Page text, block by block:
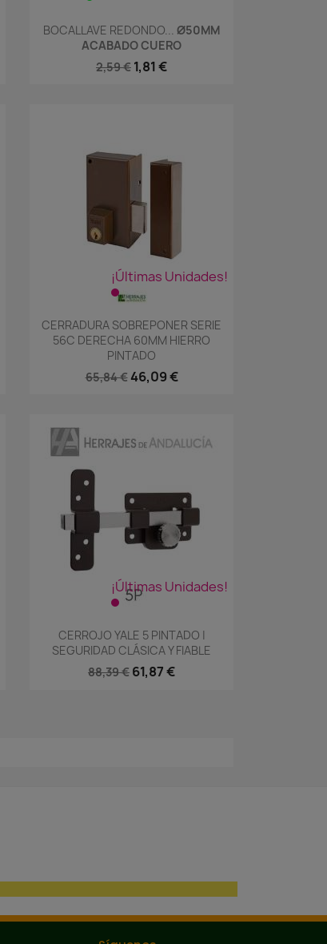
Vista rápida
BOCALLAVE REDONDO... Ø50MM
ACABADO CUERO
2,59 € 1,81 €
¡Últimas Unidades!
Vista rápida
CERRADURA SOBREPONER SERIE
56C DERECHA 60MM HIERRO
PINTADO
65,84 € 46,09 €
¡Últimas Unidades!
Vista rápida
CERROJO YALE 5 PINTADO |
SEGURIDAD CLÁSICA Y FIABLE
88,39 € 61,87 €